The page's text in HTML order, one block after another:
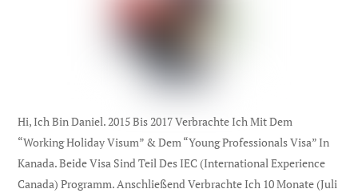
Hi, Ich Bin Daniel. 2015 Bis 2017 Verbrachte Ich Mit Dem
“Working Holiday Visum” & Dem “Young Professionals Visa” In
Kanada. Beide Visa Sind Teil Des IEC (international Experience
Canada) Programm. Anschließend Verbrachte Ich 10 Monate (Juli